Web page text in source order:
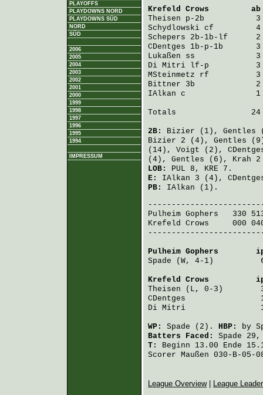
PLAYOFFS
PLAYDOWNS NORD
PLAYDOWNS SÜD
NORD
SÜD
2006
2005
2004
2003
2002
2001
2000
1999
1998
1997
1996
1995
1994
IMPRESSUM
Krefeld Crows
Theisen p-2b           3
Schydlowski cf         4
Schepers 2b-1b-lf      2
CDentges 1b-p-1b
Lukaßen ss             3
Di Mitri lf-p          3
MSteinmetz rf          3
Bittner 3b             2
IAlkan c               1
Totals                24
2B: Bizier (1), Gentles
Bizier 2 (4), Gentles
(14), Voigt (2),
(4), Gentles (6), Krah
LOB:
PUL 8, KRE 7.
E: IAlkan 3 (4),
PB: IAlkan (1).
Pulheim Gophers
330
Krefeld Crows
000
Pulheim Gophers
Spade (W, 4-1)
Krefeld Crows
Theisen (L, 0-3)        3
CDentges
Di Mitri
WP: Spade (2). HBP: by
Batters Faced: Spade
T:
Beginn 13.00 Ende
Scorer Maußen 030-B-05-
League Overview| League